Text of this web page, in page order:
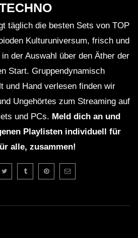
täglich die besten Sets von TOP
Kulturuniversum, frisch und
der Auswahl über den Äther der
Start. Gruppendynamisch
und Hand verlesen finden wir
Ungehörtes zum Streaming auf
und PCs. Meld dich an und
Playlisten individuell für
alle, zusammen!